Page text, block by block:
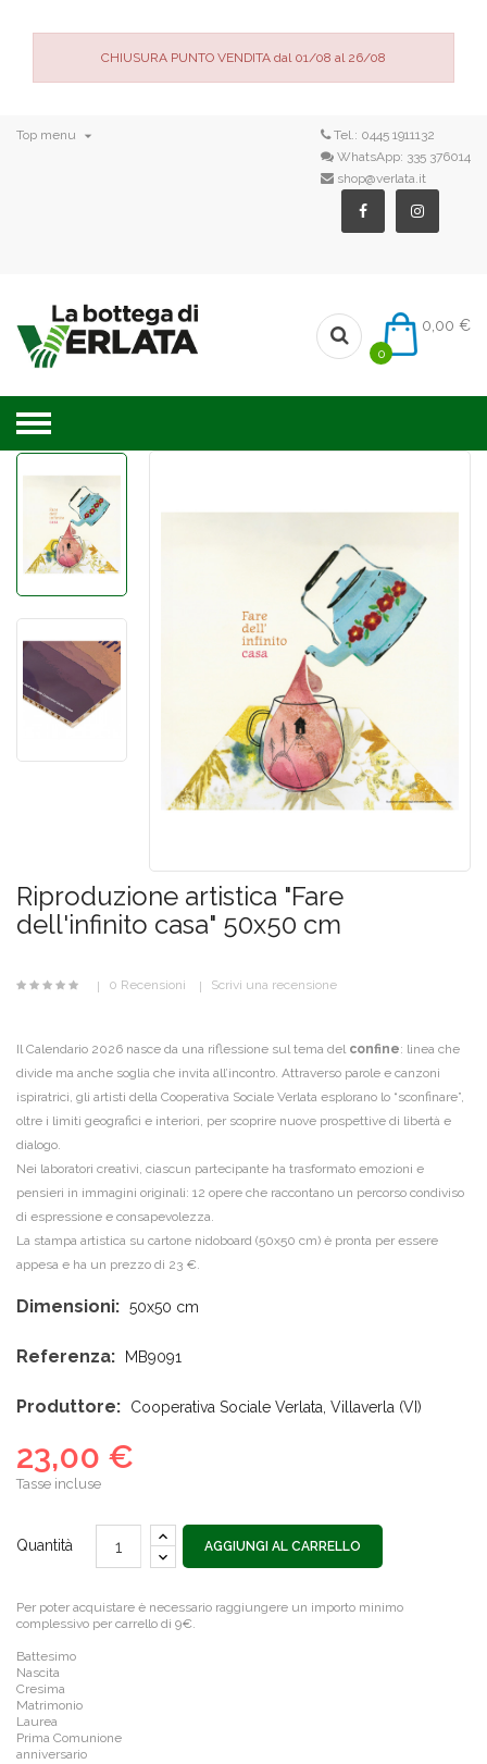
CHIUSURA PUNTO VENDITA dal 01/08 al 26/08
Top menu  Tel.: 0445 1911132
WhatsApp: 335 376014
shop@verlata.it
0,00 €
0
Riproduzione artistica "Fare
dell'infinito casa" 50x50 cm
0 Recensioni Scrivi una recensione
Il Calendario 2026 nasce da una riflessione sul tema del confine: linea che
divide ma anche soglia che invita all’incontro. Attraverso parole e canzoni
ispiratrici, gli artisti della Cooperativa Sociale Verlata esplorano lo “sconfinare”,
oltre i limiti geografici e interiori, per scoprire nuove prospettive di libertà e
dialogo.
Nei laboratori creativi, ciascun partecipante ha trasformato emozioni e
pensieri in immagini originali: 12 opere che raccontano un percorso condiviso
di espressione e consapevolezza.
La stampa artistica su cartone nidoboard (50x50 cm) è pronta per essere
appesa e ha un prezzo di 23 €.
Dimensioni: 50x50 cm
Referenza: MB9091
Produttore: Cooperativa Sociale Verlata, Villaverla (VI)
23,00 €
Tasse incluse
Quantità AGGIUNGI AL CARRELLO
Per poter acquistare è necessario raggiungere un importo minimo
complessivo per carrello di 9€.
Battesimo
Nascita
Cresima
Matrimonio
Laurea
Prima Comunione
anniversario